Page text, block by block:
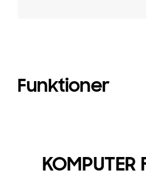
Funktioner
KOMPUTER